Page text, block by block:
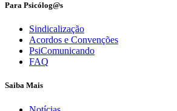
Para Psicólog@s
Sindicalização
Acordos e Convenções
PsiComunicando
FAQ
Saiba Mais